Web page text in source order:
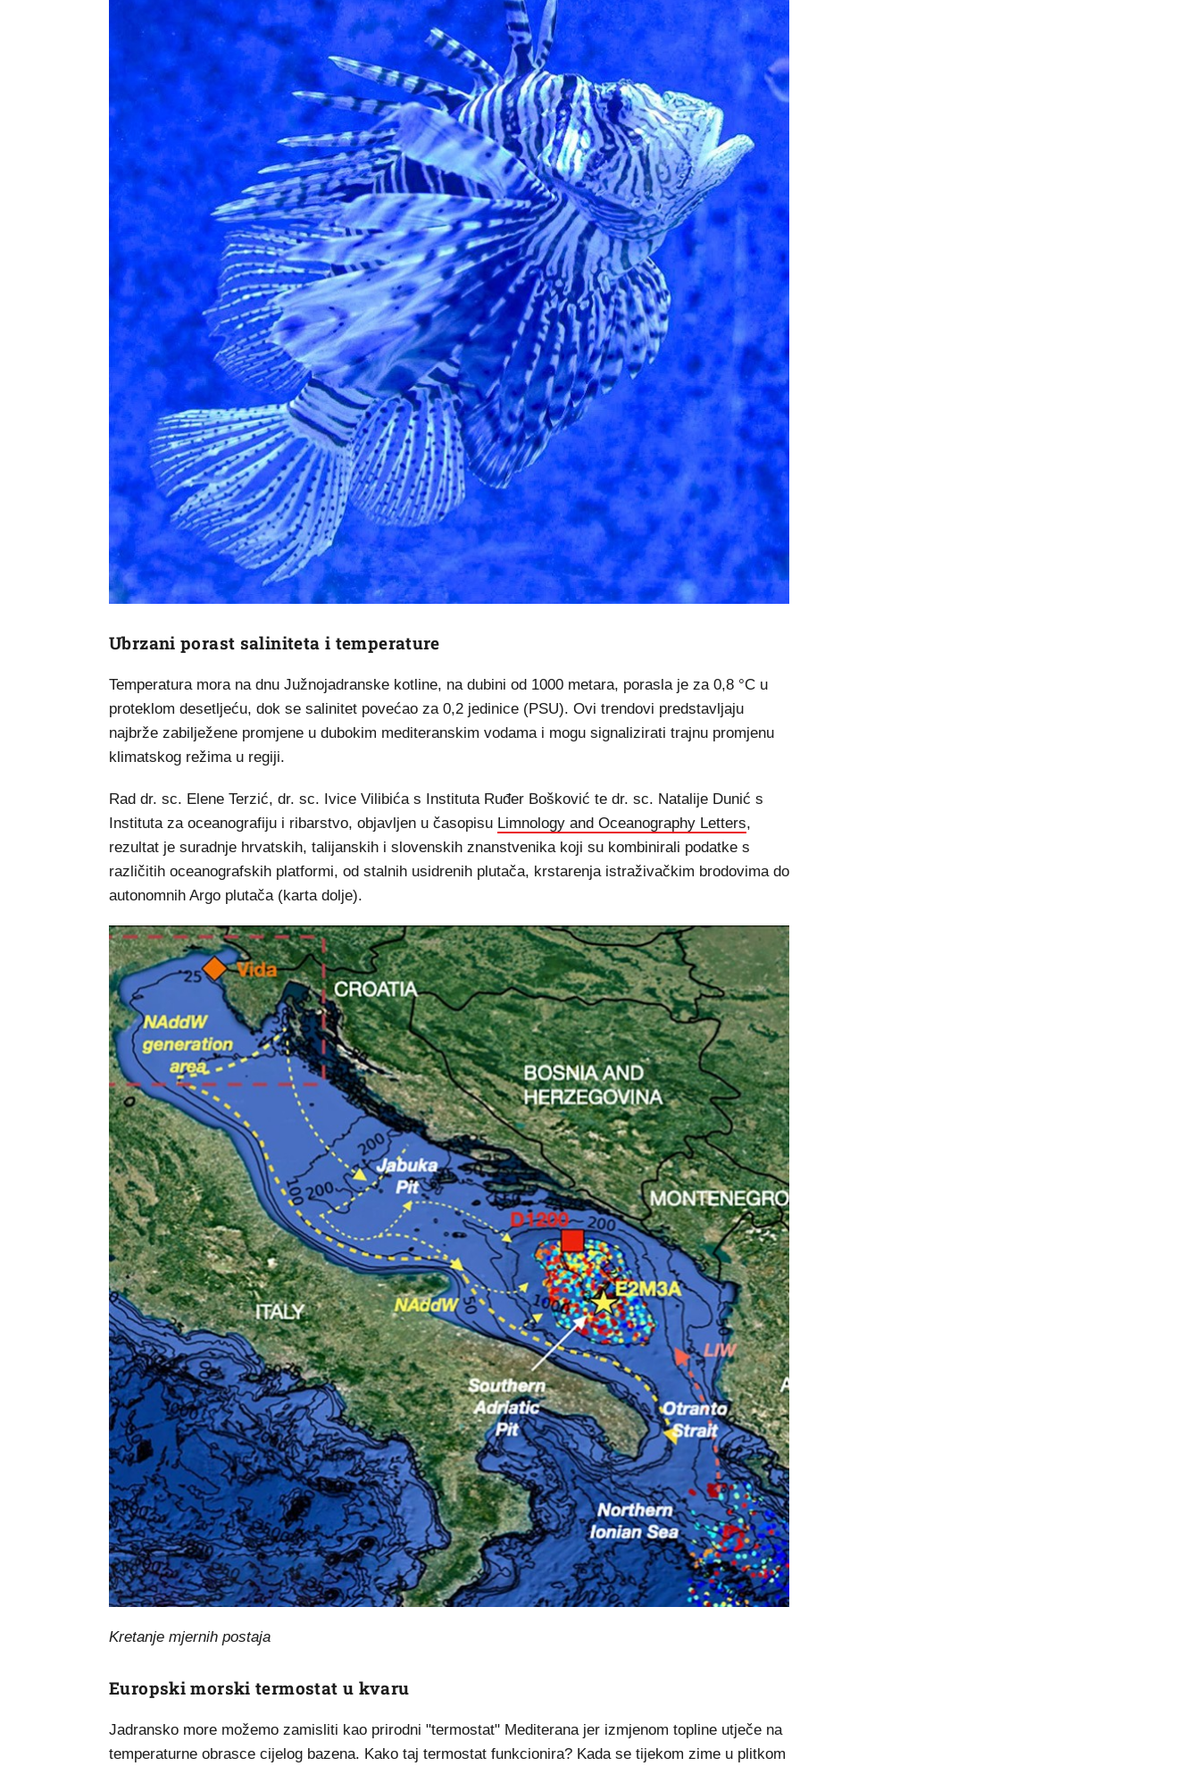
Ubrzani porast saliniteta i temperature
Temperatura mora na dnu Južnojadranske kotline, na dubini od 1000 metara, porasla je za 0,8 °C u
proteklom desetljeću, dok se salinitet povećao za 0,2 jedinice (PSU). Ovi trendovi predstavljaju
najbrže zabilježene promjene u dubokim mediteranskim vodama i mogu signalizirati trajnu promjenu
klimatskog režima u regiji.
Rad dr. sc. Elene Terzić, dr. sc. Ivice Vilibića s Instituta Ruđer Bošković te dr. sc. Natalije Dunić s
Instituta za oceanografiju i ribarstvo, objavljen u časopisu Limnology and Oceanography Letters,
rezultat je suradnje hrvatskih, talijanskih i slovenskih znanstvenika koji su kombinirali podatke s
različitih oceanografskih platformi, od stalnih usidrenih plutača, krstarenja istraživačkim brodovima do
autonomnih Argo plutača (karta dolje).
Kretanje mjernih postaja
Europski morski termostat u kvaru
Jadransko more možemo zamisliti kao prirodni "termostat" Mediterana jer izmjenom topline utječe na
temperaturne obrasce cijelog bazena. Kako taj termostat funkcionira? Kada se tijekom zime u plitkom